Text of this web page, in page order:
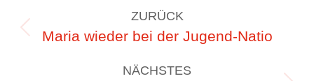
ZURÜCK
Vorheriger
Maria wieder bei der Jugend-Natio
NÄCHSTES